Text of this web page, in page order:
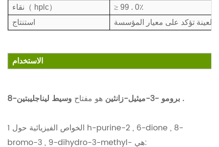
نقاء （ hplc） ≥ 99 . 0٪
استنتاج
العينة تؤكد على معيار المؤسسة
الاستخدام
8-برومو -3-ميثيل-زانثين هو مفتاح وسيط ليناجليبتين .
الخواص الفيزيائية حول 1 h-purine-2 , 6-dione , 8-
bromo-3 , 9-dihydro-3-methyl- هي: